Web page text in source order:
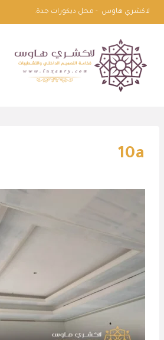
التجاوز
إلى
المحتوى
لاكشري هاوس - محل ديكورات جدة.
10a